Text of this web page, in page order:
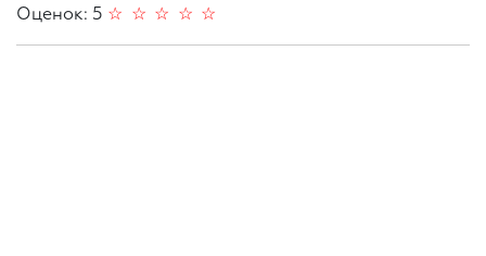
Оценок: 5
☆
☆
☆
☆
☆